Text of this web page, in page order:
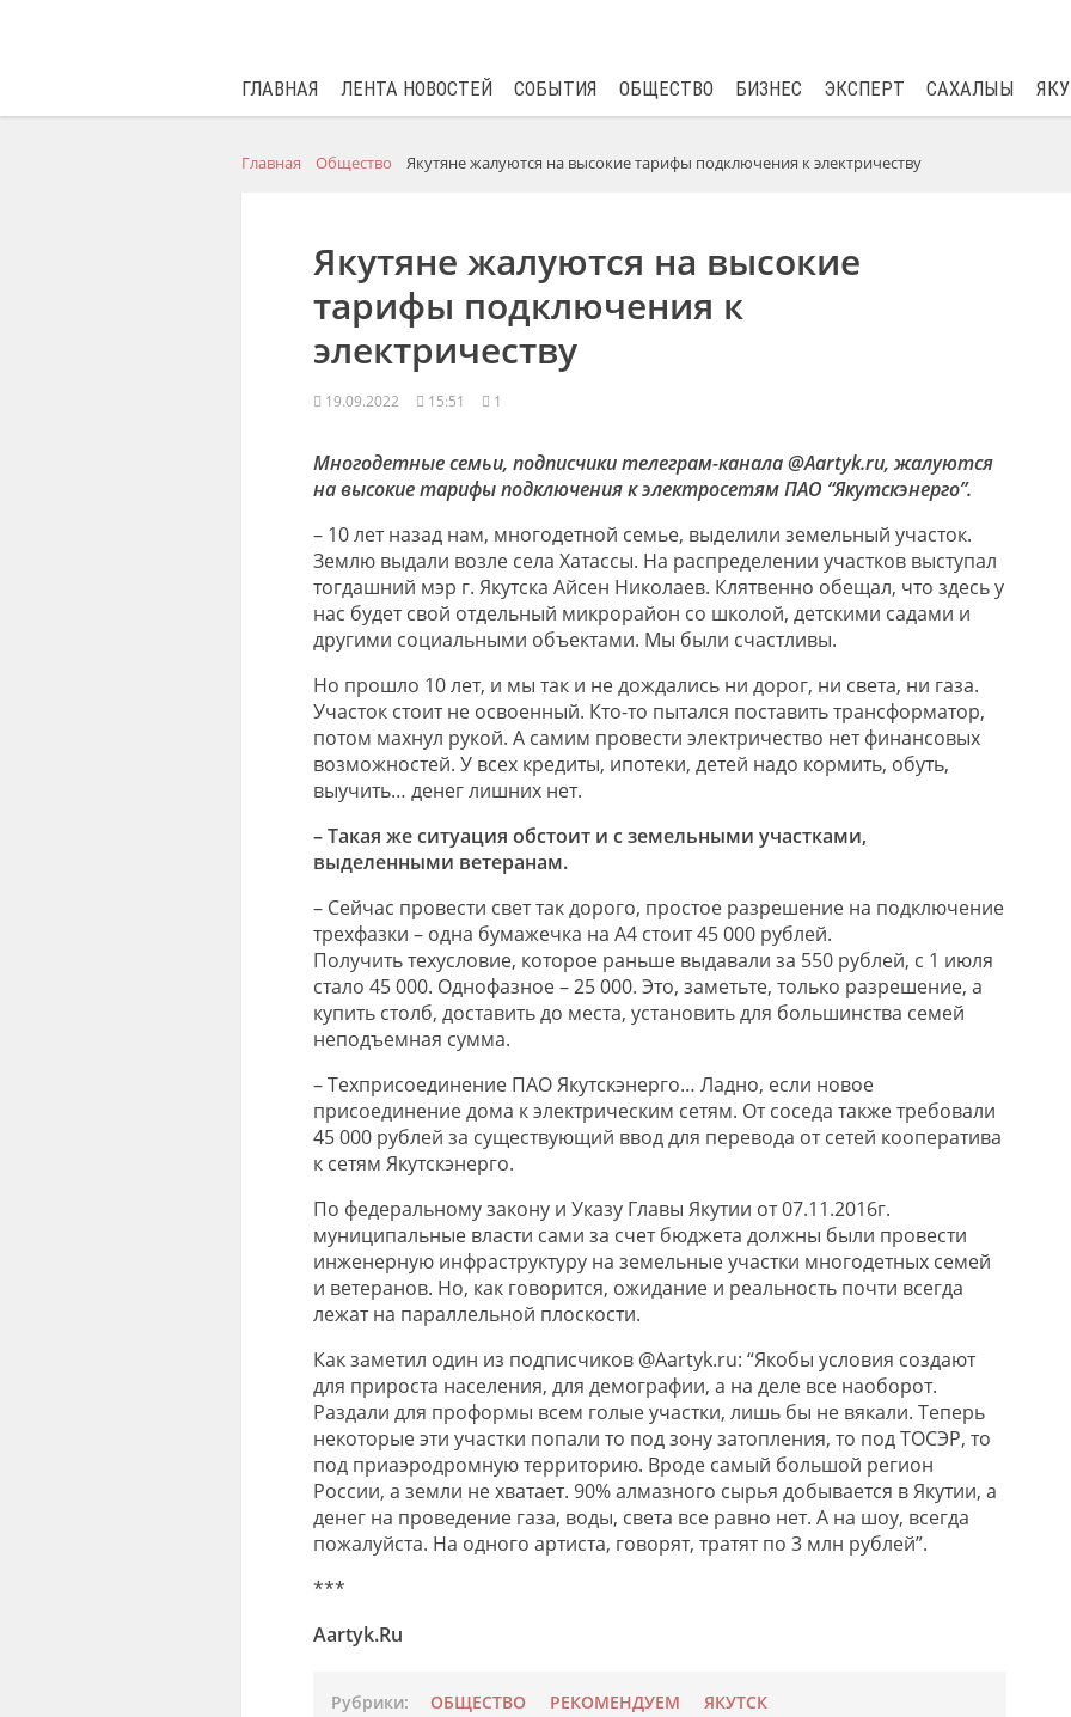
ГЛАВНАЯ ЛЕНТА НОВОСТЕЙ СОБЫТИЯ ОБЩЕСТВО БИЗНЕС ЭКСПЕРТ САХАЛЫЫ
Главная Общество Якутяне жалуются на высокие тарифы подключения к электричеству
Якутяне жалуются на высокие
тарифы подключения к
электричеству
19.09.2022 15:51 1
Многодетные семьи, подписчики телеграм-канала @Aartyk.ru, жалуются
на высокие тарифы подключения к электросетям ПАО “Якутскэнерго”.
– 10 лет назад нам, многодетной семье, выделили земельный участок.
Землю выдали возле села Хатассы. На распределении участков выступал
тогдашний мэр г. Якутска Айсен Николаев. Клятвенно обещал, что здесь у
нас будет свой отдельный микрорайон со школой, детскими садами и
другими социальными объектами. Мы были счастливы.
Но прошло 10 лет, и мы так и не дождались ни дорог, ни света, ни газа.
Участок стоит не освоенный. Кто-то пытался поставить трансформатор,
потом махнул рукой. А самим провести электричество нет финансовых
возможностей. У всех кредиты, ипотеки, детей надо кормить, обуть,
выучить… денег лишних нет.
– Такая же ситуация обстоит и с земельными участками,
выделенными ветеранам.
– Сейчас провести свет так дорого, простое разрешение на подключение
трехфазки – одна бумажечка на А4 стоит 45 000 рублей.
Получить техусловие, которое раньше выдавали за 550 рублей, с 1 июля
стало 45 000. Однофазное – 25 000. Это, заметьте, только разрешение, а
купить столб, доставить до места, установить для большинства семей
неподъемная сумма.
– Техприсоединение ПАО Якутскэнерго… Ладно, если новое
присоединение дома к электрическим сетям. От соседа также требовали
45 000 рублей за существующий ввод для перевода от сетей кооператива
к сетям Якутскэнерго.
По федеральному закону и Указу Главы Якутии от 07.11.2016г.
муниципальные власти сами за счет бюджета должны были провести
инженерную инфраструктуру на земельные участки многодетных семей
и ветеранов. Но, как говорится, ожидание и реальность почти всегда
лежат на параллельной плоскости.
Как заметил один из подписчиков @Aartyk.ru: “Якобы условия создают
для прироста населения, для демографии, а на деле все наоборот.
Раздали для проформы всем голые участки, лишь бы не вякали. Теперь
некоторые эти участки попали то под зону затопления, то под ТОСЭР, то
под приаэродромную территорию. Вроде самый большой регион
России, а земли не хватает. 90% алмазного сырья добывается в Якутии, а
денег на проведение газа, воды, света все равно нет. А на шоу, всегда
пожалуйста. На одного артиста, говорят, тратят по 3 млн рублей”.
***
Aartyk.Ru
Рубрики: ОБЩЕСТВО РЕКОМЕНДУЕМ ЯКУТСК